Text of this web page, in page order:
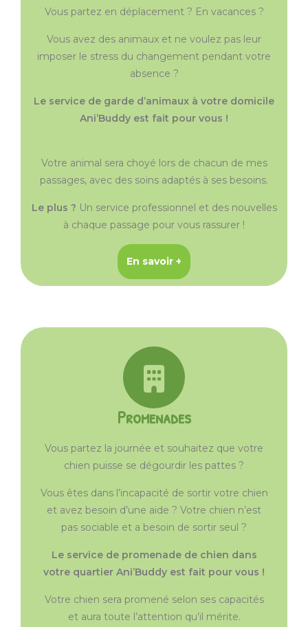
Vous partez en déplacement ? En vacances ?
Vous avez des animaux et ne voulez pas leur
imposer le stress du changement pendant votre
absence ?
Le service de garde d’animaux à votre domicile
Ani’Buddy est fait pour vous !
Votre animal sera choyé lors de chacun de mes
passages, avec des soins adaptés à ses besoins.
Le plus ? Un service professionnel et des nouvelles
à chaque passage pour vous rassurer !
En savoir +
Promenades
Vous partez la journée et souhaitez que votre
chien puisse se dégourdir les pattes ?
Vous êtes dans l’incapacité de sortir votre chien
et avez besoin d’une aide ? Votre chien n’est
pas sociable et a besoin de sortir seul ?
Le service de promenade de chien dans
votre quartier Ani’Buddy est fait pour vous !
Votre chien sera promené selon ses capacités
et aura toute l’attention qu’il mérite.